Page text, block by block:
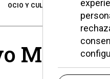
OCIO Y CULTURA DEPORTES
Mensual